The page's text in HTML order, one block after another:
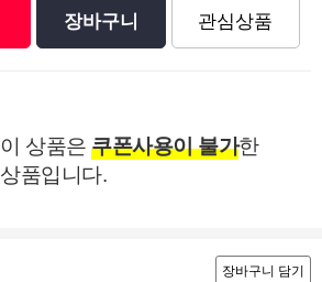
장바구니 관심상품
이 상품은 쿠폰사용이 불가한
상품입니다.
장바구니 담기